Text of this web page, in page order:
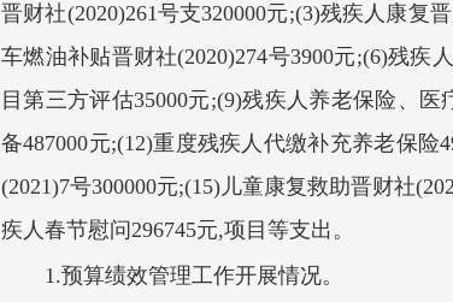
晋财社(2020)261号支320000元;(3)残疾人康复
车燃油补贴晋财社(2020)274号3900元;(6)残疾
目第三方评估35000元;(9)残疾人养老保险、
备487000元;(12)重度残疾人代缴补充养老保险
(2021)7号300000元;(15)儿童康复救助晋财社
疾人春节慰问296745元,项目等支出。
1.预算绩效管理工作开展情况。